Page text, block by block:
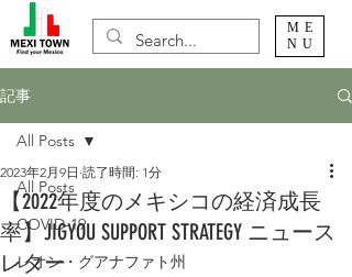
ME
NU
記事
All Posts
COVID-19
レオン・グアナファト州
All Posts
【2022年度のメキシコの経済成長
率】JIGYOU SUPPORT STRATEGY ニュース
レター
2023年2月9日 読了時間: 1分